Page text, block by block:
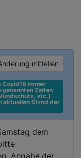
mitteilen
Covid19 immer
genannten Zeiten
etc.)
aktuellen Stand der
dem
Angabe der